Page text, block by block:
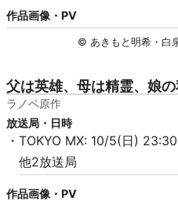
作品画像・PV
© あきもと明希・白
父は英雄、母は精霊、娘の
ラノベ原作
放送局・日時
・TOKYO MX: 10/5(日) 23:30
他2放送局
作品画像・PV